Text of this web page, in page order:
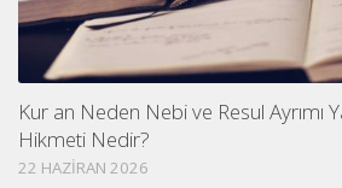
Kur an Neden Nebi ve Resul Ayrımı
Hikmeti Nedir?
22 HAZIRAN 2026